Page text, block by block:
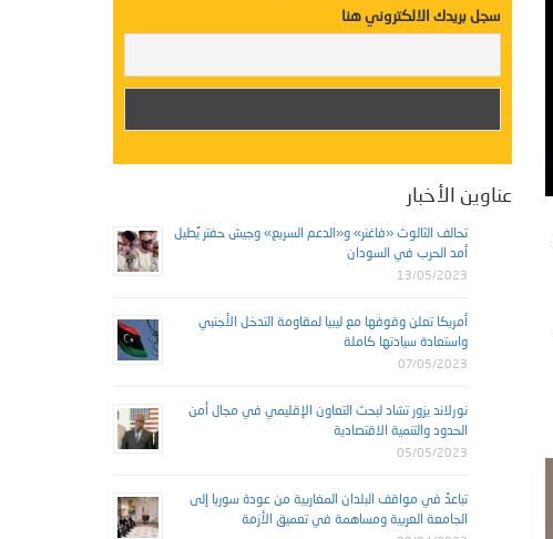
سجل بريدك الالكتروني هنا
عناوين الأخبار
تحالف الثالوث «فاغنر» و«الدعم السريع» وجيش حفتر يُطيل
أمد الحرب في السودان
13/05/2023
أمريكا تعلن وقوفها مع ليبيا لمقاومة التدخل الأجنبي
واستعادة سيادتها كاملة
07/05/2023
نورلاند يزور تشاد لبحث التعاون الإقليمي في مجال أمن
الحدود والتنمية الاقتصادية
05/05/2023
تباعدٌ في مواقف البلدان المغاربية من عودة سوريا إلى
الجامعة العربية ومساهمة في تعميق الأزمة